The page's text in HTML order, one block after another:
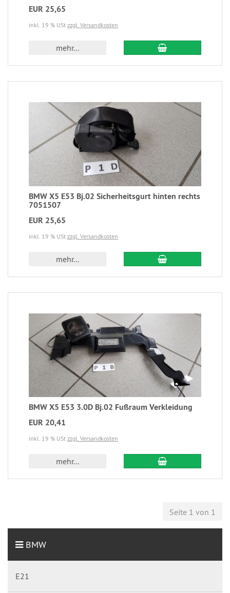
EUR 25,65
inkl. 19 % USt zzgl. Versandkosten
mehr...
BMW X5 E53 Bj.02 Sicherheitsgurt hinten rechts
7051507
EUR 25,65
inkl. 19 % USt zzgl. Versandkosten
mehr...
BMW X5 E53 3.0D Bj.02 Fußraum Verkleidung
EUR 20,41
inkl. 19 % USt zzgl. Versandkosten
mehr...
Seite 1 von 1
BMW
E21